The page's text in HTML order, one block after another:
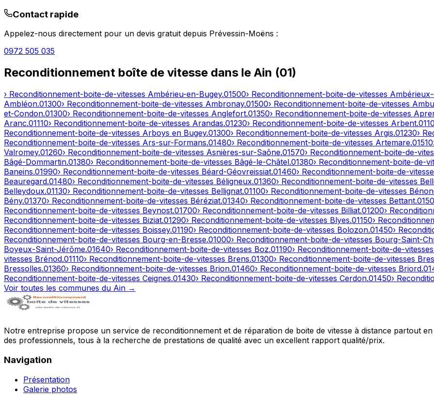
Contact rapide
Appelez-nous directement pour un devis gratuit depuis Prévessin-Moëns :
0972 505 035
Reconditionnement boîte de vitesse dans le Ain (01)
› Reconditionnement-boite-de-vitesses Ambérieu-en-Bugey.01500› Reconditionnement-boite-de-vitesses
Ambléon.01300› Reconditionnement-boite-de-vitesses Ambronay.01500› Reconditionnement-boite-de-vitesses
et-Condon.01300› Reconditionnement-boite-de-vitesses Anglefort.01350› Reconditionnement-boite-de-vitesses
Aranc.01110› Reconditionnement-boite-de-vitesses Arandas.01230› Reconditionnement-boite-de-vitesses Arbent.
Reconditionnement-boite-de-vitesses Arboys en Bugey.01300› Reconditionnement-boite-de-vitesses Argis.01230›
Reconditionnement-boite-de-vitesses Ars-sur-Formans.01480› Reconditionnement-boite-de-vitesses Artemare.01510
Valromey.01260› Reconditionnement-boite-de-vitesses Asnières-sur-Saône.01570› Reconditionnement-boite-de-
Bâgé-Dommartin.01380› Reconditionnement-boite-de-vitesses Bâgé-le-Châtel.01380› Reconditionnement-boite-de-
Baneins.01990› Reconditionnement-boite-de-vitesses Béard-Géovreissiat.01460› Reconditionnement-boite-de-
Beauregard.01480› Reconditionnement-boite-de-vitesses Béligneux.01360› Reconditionnement-boite-de-vitesses
Belleydoux.01130› Reconditionnement-boite-de-vitesses Bellignat.01100› Reconditionnement-boite-de-vitesses
Bény.01370› Reconditionnement-boite-de-vitesses Béréziat.01340› Reconditionnement-boite-de-vitesses Bettant.
Reconditionnement-boite-de-vitesses Beynost.01700› Reconditionnement-boite-de-vitesses Billiat.01200›
Reconditionnement-boite-de-vitesses Biziat.01290› Reconditionnement-boite-de-vitesses Blyes.01150›
Reconditionnement-boite-de-vitesses Boissey.01190› Reconditionnement-boite-de-vitesses Bolozon.01450›
Reconditionnement-boite-de-vitesses Bourg-en-Bresse.01000› Reconditionnement-boite-de-vitesses Bourg-Saint-
Boyeux-Saint-Jérôme.01640› Reconditionnement-boite-de-vitesses Boz.01190› Reconditionnement-boite-de-vitesses
vitesses Brénod.01110› Reconditionnement-boite-de-vitesses Brens.01300› Reconditionnement-boite-de-vitesses
Bressolles.01360› Reconditionnement-boite-de-vitesses Brion.01460› Reconditionnement-boite-de-vitesses Briord.
Reconditionnement-boite-de-vitesses Ceignes.01430› Reconditionnement-boite-de-vitesses Cerdon.01450›
Voir toutes les communes du Ain →
Notre entreprise propose un service de reconditionnement et de réparation de boite de vitesse à distance partout
des professionnels, tous à la recherche de prestations de qualité avec un excellent rapport qualité/prix.
Navigation
Présentation
Galerie photos